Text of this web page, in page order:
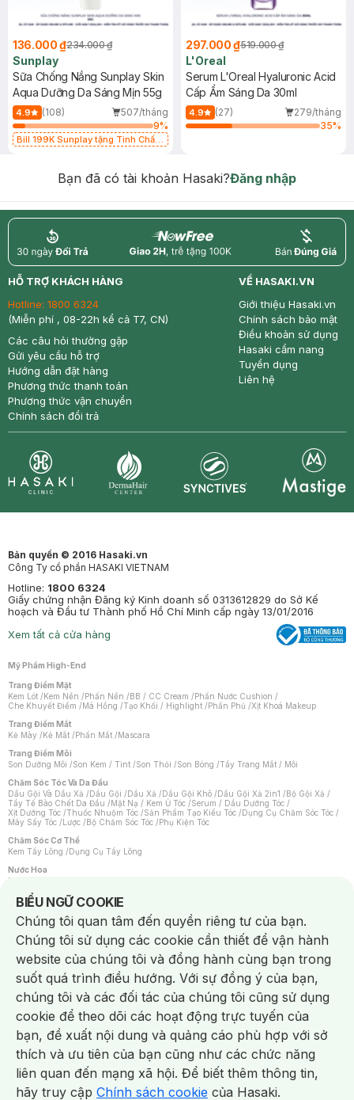
136.000 ₫234.000 ₫
Sunplay
Sữa Chống Nắng Sunplay Skin
Aqua Dưỡng Da Sáng Mịn 55g
4.9 (108)
507/tháng
9%
Bill 199K Sunplay tặng Tinh Chất
297.000 ₫519.000 ₫
L'Oreal
Serum L'Oreal Hyaluronic Acid
Cấp Ẩm Sáng Da 30ml
4.9 (27)
279/tháng
35%
Bạn đã có tài khoản Hasaki?Đăng nhập
return nowfree price
HỖ TRỢ KHÁCH HÀNG
Hotline: 1800 6324
(Miễn phí , 08-22h kể cả T7, CN)
Các câu hỏi thường gặp
Gửi yêu cầu hỗ trợ
Hướng dẫn đặt hàng
Phương thức thanh toán
Phương thức vận chuyển
Chính sách đổi trả
VỀ HASAKI.VN
Giới thiệu Hasaki.vn
Chính sách bảo mật
Điều khoản sử dụng
Hasaki cẩm nang
Tuyển dụng
Liên hệ
Bản quyền © 2016 Hasaki.vn
Công Ty cổ phần HASAKI VIETNAM
Hotline: 1800 6324
Giấy chứng nhận Đăng ký Kinh doanh số 0313612829 do Sở Kế
hoạch và Đầu tư Thành phố Hồ Chí Minh cấp ngày 13/01/2016
Xem tất cả cửa hàng
Mỹ Phẩm High-End
Trang Điểm Mặt
Kem Lót /Kem Nền /Phấn Nền /BB / CC Cream /Phấn Nước Cushion /
Che Khuyết Điểm /Má Hồng /Tạo Khối / Highlight /Phấn Phủ /Xịt Khoá Makeup
Trang Điểm Mắt
Kẻ Mày /Kẻ Mắt /Phấn Mắt /Mascara
Trang Điểm Môi
Son Dưỡng Môi /Son Kem / Tint /Son Thỏi /Son Bóng /Tẩy Trang Mắt / Môi
Chăm Sóc Tóc Và Da Đầu
Dầu Gội Và Dầu Xả /Dầu Gội /Dầu Xả /Dầu Gội Khô /Dầu Gội Xả 2in1 /Bộ Gội Xả /
Tẩy Tế Bào Chết Da Đầu /Mặt Nạ / Kem Ủ Tóc /Serum / Dầu Dưỡng Tóc /
Xịt Dưỡng Tóc /Thuốc Nhuộm Tóc /Sản Phẩm Tạo Kiểu Tóc /Dụng Cụ Chăm Sóc Tóc /
Máy Sấy Tóc /Lược /Bộ Chăm Sóc Tóc /Phụ Kiện Tóc
Chăm Sóc Cơ Thể
Kem Tẩy Lông /Dụng Cụ Tẩy Lông
Nước Hoa
Nước Hoa Nữ
Chăm Sóc Cá Nhân
Chống Muỗi /Khẩu Trang /Máy Massage/Mặt Nạ Xông Hơi /Nước Rửa Tay/
Sản Phẩm Chăm Sóc Khác /Bàn Chải Đánh Răng /Bàn Chải Điện/
Hỗ Trợ Trắng Răng/Kem Đánh Răng /Máy Tăm Nước/ Nước Súc Miệng/
Tăm / Chỉ Nha Khoa/ Xịt Thơm Miệng / Dung Dịch Vệ Sinh/Dưỡng Vùng Kín/
Khăn Ướt Vệ Sinh Vùng Kín/Băng Vệ Sinh/Tampon/Bọt Cạo Râu /Dao Cạo Râu/
Máy Cạo Râu
Vấn Đề Về Da
Da Dầu / Lỗ Chân Lông To/ Da Khô / Mất Nước/ Da Lão Hóa/ Da Mụn/
Da Nhạy Cảm / Kích Ứng
Da Xỉn Màu Thâm / Nám / Tàn Nhang
Quầng Thâm & Bọng Mắt /Sẹo /Viêm Da Cơ Địa
Dụng Cụ / Phụ Kiện Chăm Sóc Da
Bông Tẩy Trang
Khăn Lau Mặt Khô Dụng Cụ / Máy Rửa Mặt Máy Chăm Sóc Da
Dụng Cụ Chăm Sóc Khác
BIỂU NGỮ COOKIE
Notice about cookies usage
Chúng tôi quan tâm đến quyền riêng tư của bạn.
Chúng tôi sử dụng các cookie cần thiết để vận hành
website của chúng tôi và đồng hành cùng bạn trong
suốt quá trình điều hướng. Với sự đồng ý của bạn,
chúng tôi và các đối tác của chúng tôi cũng sử dụng
cookie để theo dõi các hoạt động trực tuyến của
bạn, đề xuất nội dung và quảng cáo phù hợp với sở
thích và ưu tiên của bạn cũng như các chức năng
liên quan đến mạng xã hội. Để biết thêm thông tin,
hãy truy cập Chính sách cookie của Hasaki.